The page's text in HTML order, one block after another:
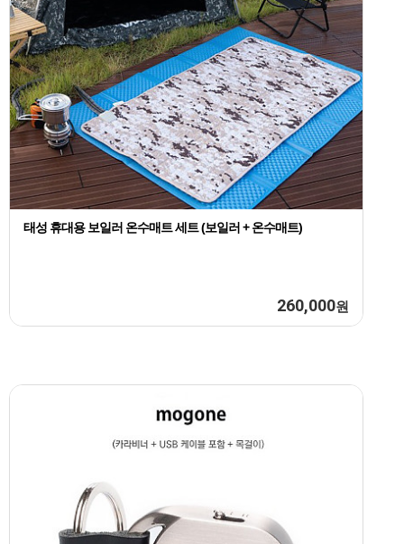
태성 휴대용 보일러 온수매트 세트 (보일러 + 온수매트)
260,000원